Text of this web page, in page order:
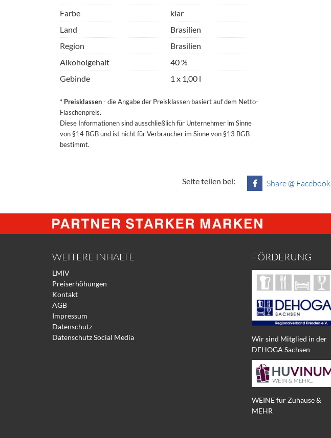
Farbe
klar
Land
Brasilien
Region
Brasilien
Alkoholgehalt
40 %
Gebinde
1 x 1,00 l
* Preisklassen- die Angabe der Preisklassen basiert auf dem Netto-
Flaschenpreis.
Diese Informationen sind ausschließlich für Unternehmer im Sinne
von §14 BGB und ist nicht für Verbraucher im Sinne von §13 BGB
bestimmt.
Seite teilen bei: Share @ Facebook
WEITERE INHALTE
LMIV
Preiserhöhungen
Kontakt
AGB
Impressum
Datenschutz
Datenschutz Social Media
FÖRDERUNG
Wir sind Mitglied in der
DEHOGA Sachsen
WEINE für Zuhause &
MEHR